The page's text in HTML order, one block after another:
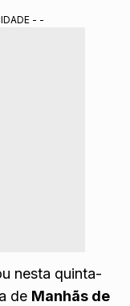
- -
nesta quinta-
de Manhãs de